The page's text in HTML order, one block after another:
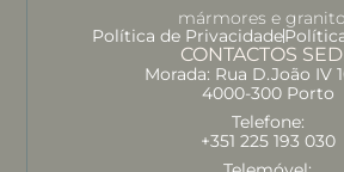
mármores e
Política de Privacidade
CONTACTOS
Morada: Rua D.João IV
4000-300 Porto
Telefone:
+351 225 193 030